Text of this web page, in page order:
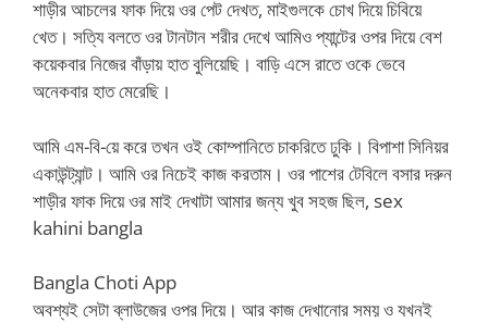
শাড়ীর আচলের ফাক দিয়ে ওর পেট দেখত, মাইগুলকে চোখ দিয়ে চিবিয়ে
খেত। সত্যি বলতে ওর টানটান শরীর দেখে আমিও প্যান্টের ওপর দিয়ে বেশ
কয়েকবার নিজের বাঁড়ায় হাত বুলিয়েছি। বাড়ি এসে রাতে ওকে ভেবে
অনেকবার হাত মেরেছি।
আমি এম-বি-য়ে করে তখন ওই কোম্পানিতে চাকরিতে ঢুকি। বিপাশা সিনিয়র
একাউন্ট্যান্ট। আমি ওর নিচেই কাজ করতাম। ওর পাশের টেবিলে বসার দরুন
শাড়ীর ফাক দিয়ে ওর মাই দেখাটা আমার জন্য খুব সহজ ছিল, sex
kahini bangla
Bangla Choti App
অবশ্যই সেটা ব্লাউজের ওপর দিয়ে। আর কাজ দেখানোর সময় ও যখনই